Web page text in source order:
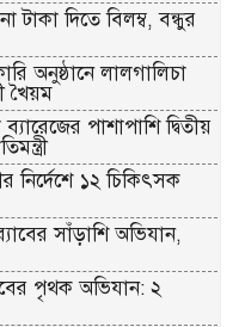
টাকা দিতে বিলম্ব, বন্ধুর
অনুষ্ঠানে লালগালিচা
খৈয়ম
পাশাপাশি দ্বিতীয়
নির্দেশে ১২ চিকিৎসক
সাঁড়াশি অভিযান,
পৃথক অভিযান: ২